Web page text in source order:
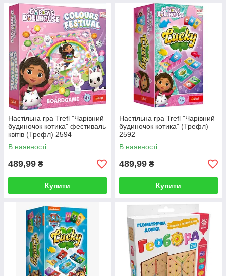
Настільна гра Trefl "Чарівний
будиночок котика" фестиваль
квітів (Трефл) 2594
В наявності
489,99 ₴
Купити
Настільна гра Trefl "Чарівний
будиночок котика" (Трефл)
2592
В наявності
489,99 ₴
Купити